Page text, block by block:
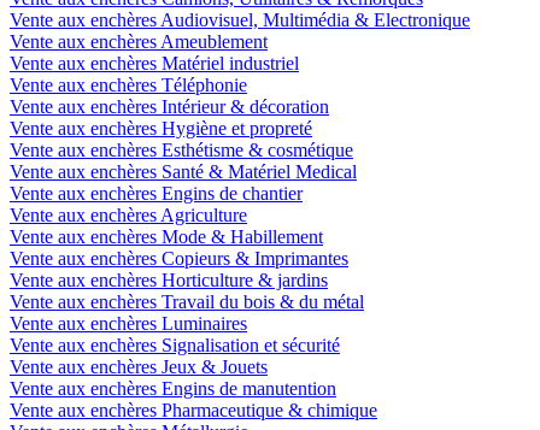
Vente aux enchères Audiovisuel, Multimédia & Electronique
Vente aux enchères Ameublement
Vente aux enchères Matériel industriel
Vente aux enchères Téléphonie
Vente aux enchères Intérieur & décoration
Vente aux enchères Hygiène et propreté
Vente aux enchères Esthétisme & cosmétique
Vente aux enchères Santé & Matériel Medical
Vente aux enchères Engins de chantier
Vente aux enchères Agriculture
Vente aux enchères Mode & Habillement
Vente aux enchères Copieurs & Imprimantes
Vente aux enchères Horticulture & jardins
Vente aux enchères Travail du bois & du métal
Vente aux enchères Luminaires
Vente aux enchères Signalisation et sécurité
Vente aux enchères Jeux & Jouets
Vente aux enchères Engins de manutention
Vente aux enchères Pharmaceutique & chimique